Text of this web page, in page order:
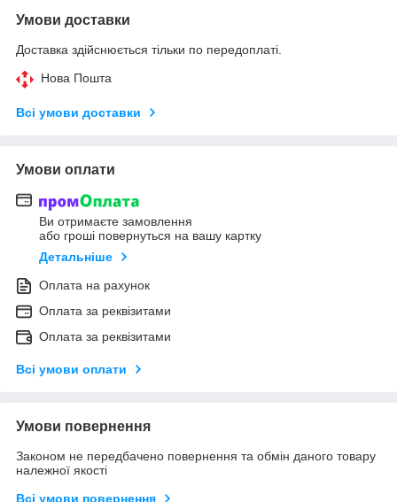
Умови доставки
Доставка здійснюється тільки по передоплаті.
Нова Пошта
Всі умови доставки
Умови оплати
Ви отримаєте замовлення
або гроші повернуться на вашу картку
Детальніше
Оплата на рахунок
Оплата за реквізитами
Оплата за реквізитами
Всі умови оплати
Умови повернення
Законом не передбачено повернення та обмін даного товару
належної якості
Всі умови повернення